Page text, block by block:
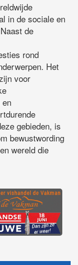
in de sociale en
de
rond
Het
voor
en
gebieden, is
bewustwording
wereld die